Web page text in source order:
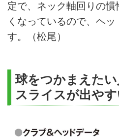
定で、ネック軸回りの慣
くなっているので、ヘ
す。（松尾）
球をつかまえたい
スライスが出やす